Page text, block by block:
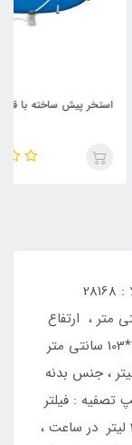
با قطر 305
ستخر بادی ایزی ست با قطر 457 ، کد کالا : 28168
:0 تومان ، قطر : 457 سانتی متر ، ارتفاع
: 122 سانتی متر ، ابعاد بسته بندی : 42*45*103 سانتی متر
: 45 کیلوگرم ، گنجایش آب : 14141 لیتر ، جنس بدنه
تصفیه : فیلتر
کاغذی یک تکه ، توان تصفیه پمپ : 3785 لیتر در ساعت ،